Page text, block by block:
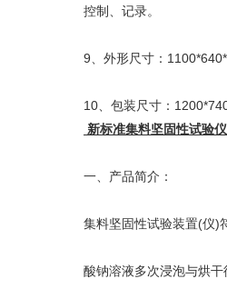
控制、记录。
9、外形尺寸：
10、包装尺寸：
新标准集料坚固性试验仪
一、产品简介：
集料坚固性试验装置(仪)
酸钠溶液多次浸泡与烘